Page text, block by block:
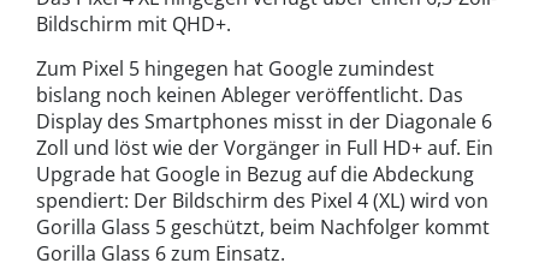
Bildschirm mit QHD+.
Zum Pixel 5 hingegen hat Google zumindest
bislang noch keinen Ableger veröffentlicht. Das
Display des Smartphones misst in der Diagonale 6
Zoll und löst wie der Vorgänger in Full HD+ auf. Ein
Upgrade hat Google in Bezug auf die Abdeckung
spendiert: Der Bildschirm des Pixel 4 (XL) wird von
Gorilla Glass 5 geschützt, beim Nachfolger kommt
Gorilla Glass 6 zum Einsatz.